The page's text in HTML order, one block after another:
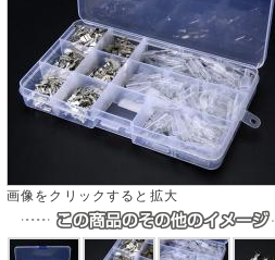
画像をクリックすると拡大